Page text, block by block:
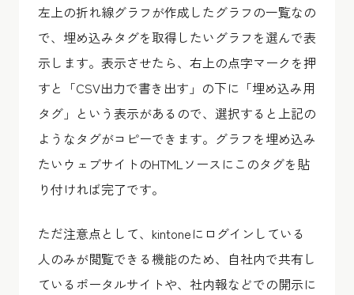
左上の折れ線グラフが作成したグラフの一覧なの
で、埋め込みタグを取得したいグラフを選んで表
示します。表示させたら、右上の点字マークを押
すと「CSV出力で書き出す」の下に「埋め込み用
タグ」という表示があるので、選択すると上記の
ようなタグがコピーできます。グラフを埋め込み
たいウェブサイトのHTMLソースにこのタグを貼
り付ければ完了です。
ただ注意点として、kintoneにログインしている
人のみが閲覧できる機能のため、自社内で共有し
ているポータルサイトや、社内報などでの開示に